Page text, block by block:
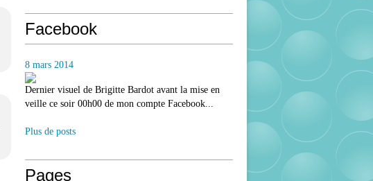
Facebook
8 mars 2014
Dernier visuel de Brigitte Bardot avant la mise en
veille ce soir 00h00 de mon compte Facebook...
Plus de posts
Pages